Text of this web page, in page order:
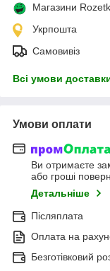
Магазини
Укрпошта
Самовивіз
Всі умови
Умови оплати
Ви отримаєте
або гроші
Детальніше
Післяплата
Оплата на
Безготівковий